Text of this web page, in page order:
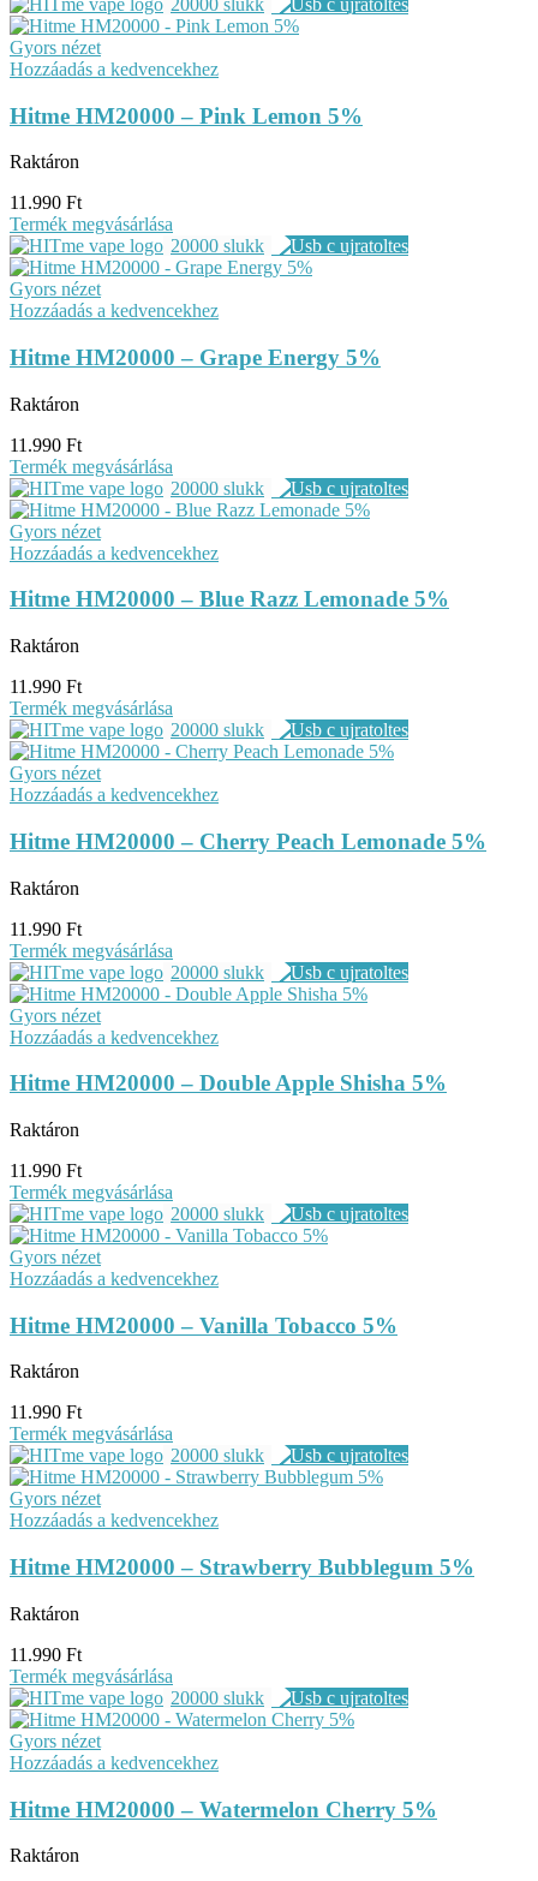
Gyors nézet
Hozzáadás a kedvencekhez
Hitme HM20000 – Pink Lemon 5%
Raktáron
11.990 Ft
Termék megvásárlása
20000 slukk
Gyors nézet
Hozzáadás a kedvencekhez
Hitme HM20000 – Grape Energy 5%
Raktáron
11.990 Ft
Termék megvásárlása
20000 slukk
Gyors nézet
Hozzáadás a kedvencekhez
Hitme HM20000 – Blue Razz Lemonade 5%
Raktáron
11.990 Ft
Termék megvásárlása
20000 slukk
Gyors nézet
Hozzáadás a kedvencekhez
Hitme HM20000 – Cherry Peach Lemonade 5%
Raktáron
11.990 Ft
Termék megvásárlása
20000 slukk
Gyors nézet
Hozzáadás a kedvencekhez
Hitme HM20000 – Double Apple Shisha 5%
Raktáron
11.990 Ft
Termék megvásárlása
20000 slukk
Gyors nézet
Hozzáadás a kedvencekhez
Hitme HM20000 – Vanilla Tobacco 5%
Raktáron
11.990 Ft
Termék megvásárlása
20000 slukk
Gyors nézet
Hozzáadás a kedvencekhez
Hitme HM20000 – Strawberry Bubblegum 5%
Raktáron
11.990 Ft
Termék megvásárlása
20000 slukk
Gyors nézet
Hozzáadás a kedvencekhez
Hitme HM20000 – Watermelon Cherry 5%
Raktáron